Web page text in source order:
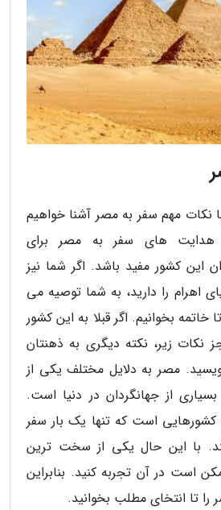
نکات مهم سفر به مصر آشنا خواهیم
هدایت های سفر به مصر برای
این کشور مفید باشد. اگر شما نیز
اهرام را دارید، به شما توصیه می
خاتمه بخوانیم. اگر قبلا به این کشور
نکات زیر، نکته دیگری به ذهنتان
مصر به دلایل مختلف یکی از
از جهانگردان در دنیا است.
است که تنها یک بار سفر
با این حال یکی از سخت ترین
است در آن تجربه کنید. بنابراین
تا انتخای مطلب بخوانید.